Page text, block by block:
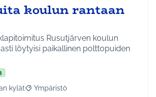
koulun rantaan
Rusutjärven koulun
löytyisi paikallinen polttopuiden
mukaan: Etelä-Tuusulan kylät
kylät Rajaa tulokset teeman mukaan:
Ympäristö